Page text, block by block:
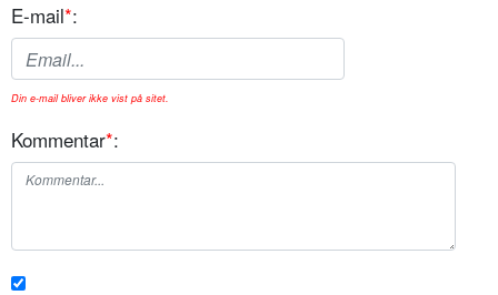
E-mail*:
Din e-mail bliver ikke vist på sitet.
Kommentar*: